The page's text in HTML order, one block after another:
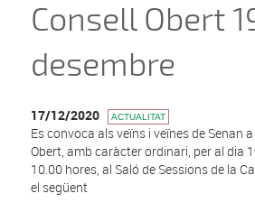
Consell Obert
desembre
17/12/2020 ACTUALITAT
Es convoca als veïns i veïnes de Senan
Obert, amb caràcter ordinari, per al dia
10.00 hores, al Saló de Sessions de la
el següent